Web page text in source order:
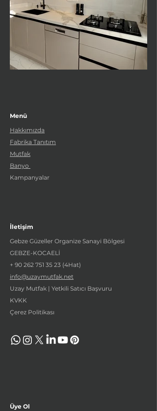
Menü
Hakkımızda
Fabrika Tanıtım
Mutfak
Banyo
Kampanyalar
İletişim
Gebze Güzeller Organize Sanayi Bölgesi
GEBZE-KOCAELİ
+ 90 262 751 35 23 (4Hat)
info@uzaymutfak.net
Uzay Mutfak | Yetkili Satıcı Başvuru
KVKK
Çerez Politikası
Üye Ol